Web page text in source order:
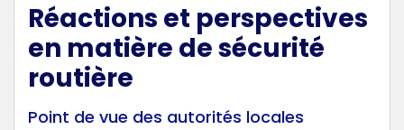
Réactions et perspectives
en matière de sécurité
routière
Point de vue des autorités locales